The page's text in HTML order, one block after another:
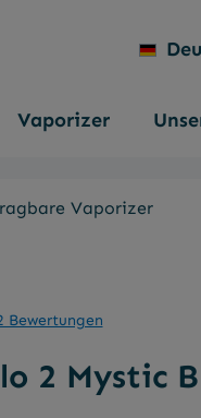
Vaporizer
Vaporizer
Bewertungen
2 Mystic